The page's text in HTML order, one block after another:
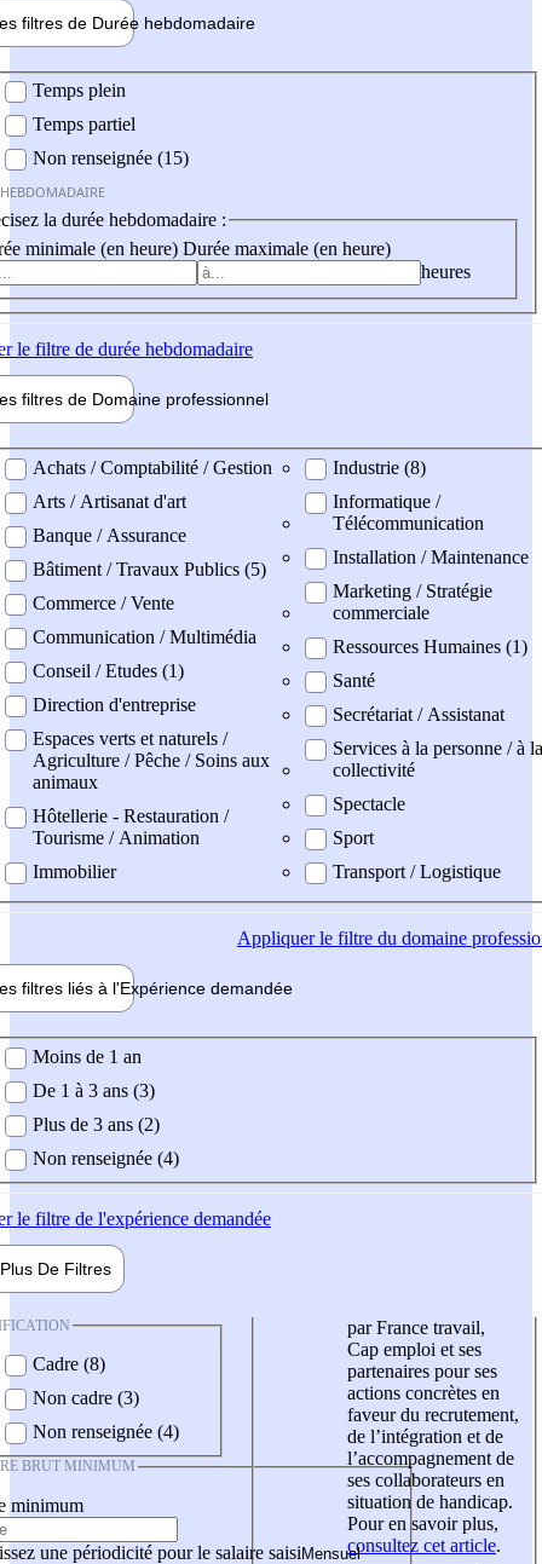
filtres de Durée hebdomadaire
Temps plein
Temps partiel
Non renseignée (15)
la durée hebdomadaire :
minimale (en heure) Durée maximale (en heure)
heures
le filtre de durée hebdomadaire
filtres de Domaine professionnel
professionel
Achats / Comptabilité / Gestion
Arts / Artisanat d'art
Banque / Assurance
Bâtiment / Travaux Publics (5)
Commerce / Vente
Communication / Multimédia
Conseil / Etudes (1)
Direction d'entreprise
Espaces verts et naturels /
Agriculture / Pêche / Soins aux
animaux
Hôtellerie - Restauration /
Tourisme / Animation
Immobilier
Industrie (8)
Informatique /
Télécommunication
Installation / Maintenance
Marketing / Stratégie
commerciale
Ressources Humaines (1)
Santé
Secrétariat / Assistanat
Services à la personne / à la
collectivité
Spectacle
Sport
Transport / Logistique
Appliquerle filtre du domaine
filtres liés à l'Expérience demandée
demandée
Moins de 1 an
De 1 à 3 ans (3)
Plus de 3 ans (2)
Non renseignée (4)
le filtre de l'expérience demandée
Plus De Filtres
Cadre (8)
Non cadre (3)
Non renseignée (4)
BRUT MINIMUM
minimum
une périodicité pour le salaire saisi
par France travail,
Cap emploi et ses
partenaires pour ses
actions concrètes en
faveur du recrutement,
de l’intégration et de
l’accompagnement de
ses collaborateurs en
situation de handicap.
Pour en savoir plus,
consultez cet article.